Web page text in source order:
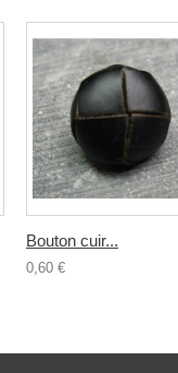
Bouton cuir...
0,60 €